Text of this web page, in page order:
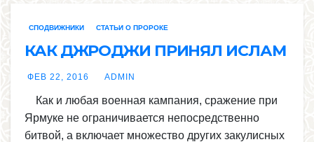
СПОДВИЖНИКИ СТАТЬИ О ПРОРОКЕ
КАК ДЖРОДЖИ ПРИНЯЛ ИСЛАМ
ФЕВ 22, 2016 ADMIN
Как и любая военная кампания, сражение при
Ярмуке не ограничивается непосредственно
битвой, а включает множество других закулисных